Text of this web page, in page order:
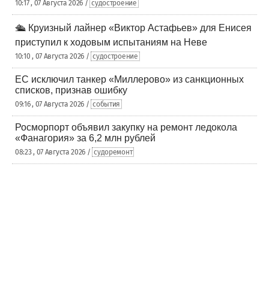
10:17 , 07 Августа 2026 / судостроение
🛳️ Круизный лайнер «Виктор Астафьев» для Енисея
приступил к ходовым испытаниям на Неве
10:10 , 07 Августа 2026 / судостроение
ЕС исключил танкер «Миллерово» из санкционных
списков, признав ошибку
09:16 , 07 Августа 2026 / события
Росморпорт объявил закупку на ремонт ледокола
«Фанагория» за 6,2 млн рублей
08:23 , 07 Августа 2026 / судоремонт